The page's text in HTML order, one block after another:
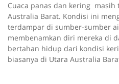
Cuaca panas dan kering masih
Australia Barat. Kondisi ini
terdampar di sumber-sumber
membenamkan diri mereka di
bertahan hidup dari kondisi
biasanya di Utara Australia